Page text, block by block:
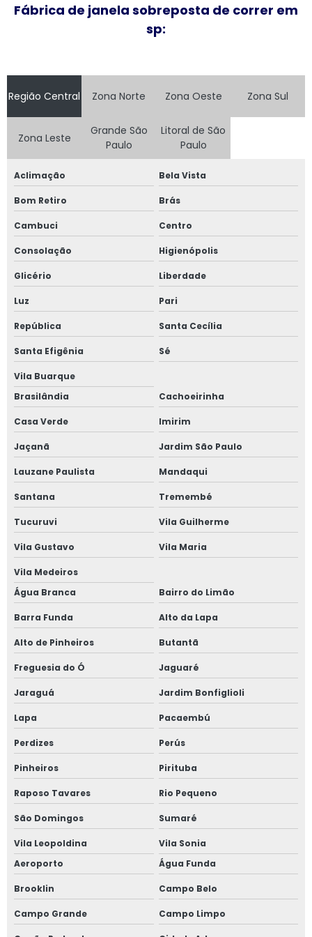
Fornecedor de janela anti ruído
Fornecedor de janela sobreposta de correr
Fornecedor de janela vidro multilaminado
Fornecedor de janela vidro triplo
Indústria de esquadrias de alumínio
Instalação de esquadrias de alumínio
Janela acústica
Janela acústica anti ruído
Janela acústica são paulo
Janela acústica sobrepor
Janela acústica sobreposta
Janela acústica vidro duplo
Janela acústica vidro triplo
Janela alto padrão
Janela com alto padrão acústico
Janela de alumínio anti ruído com vidro duplo
Janela de alumínio anti ruído com vidro fumê
Janela de alumínio sob medida
Janela de alumínio sobreposta
Janela de alumínio sobreposta em são paulo
Janela de alumínio sobreposta em sp
Janela em aluminio vidro duplo
Janela anti barulho
Janela anti barulho para residências
Janela anti ruído sobrepor
Janela anti ruído de sobrepor slim
Janela anti ruído sobreposta
Fábrica de janela sobreposta de correr em
sp:
Região Central Zona Norte Zona Oeste Zona Sul
Zona Leste
Grande São
Paulo
Litoral de São
Paulo
Aclimação Bela Vista
Bom Retiro Brás
Cambuci Centro
Consolação Higienópolis
Glicério Liberdade
Luz Pari
República Santa Cecília
Santa Efigênia Sé
Vila Buarque
Brasilândia
Cachoeirinha
Casa Verde Imirim
Jaçanã Jardim São Paulo
Lauzane Paulista Mandaqui
Santana Tremembé
Tucuruvi Vila Guilherme
Vila Gustavo Vila Maria
Vila Medeiros
Água Branca
Bairro do Limão
Barra Funda Alto da Lapa
Alto de Pinheiros Butantã
Freguesia do Ó Jaguaré
Jaraguá Jardim Bonfiglioli
Lapa Pacaembú
Perdizes Perús
Pinheiros Pirituba
Raposo Tavares Rio Pequeno
São Domingos Sumaré
Vila Leopoldina
Vila Sonia
Aeroporto
Água Funda
Brooklin Campo Belo
Campo Grande Campo Limpo